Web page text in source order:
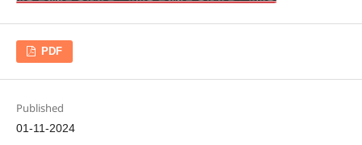
PDF
Published
01-11-2024